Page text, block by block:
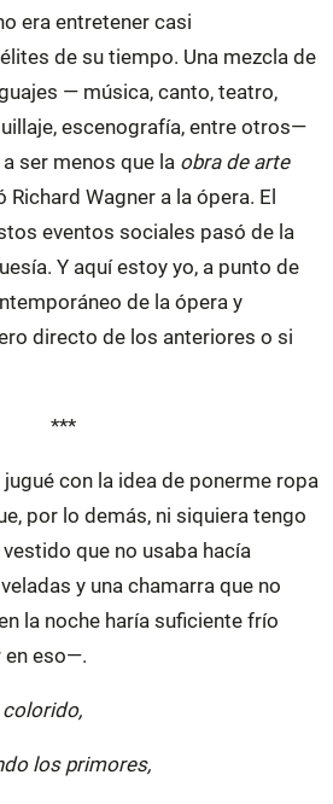
era entretener casi
de su tiempo. Una mezcla de
— música, canto, teatro,
escenografía, entre otros—
ser menos que la obra de arte
Richard Wagner a la ópera. El
eventos sociales pasó de la
Y aquí estoy yo, a punto de
de la ópera y
directo de los anteriores o si
***
con la idea de ponerme ropa
por lo demás, ni siquiera tengo
que no usaba hacía
y una chamarra que no
la noche haría suficiente frío
en eso—.
colorido,
los primores,